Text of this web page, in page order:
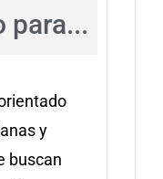
para...
y
buscan